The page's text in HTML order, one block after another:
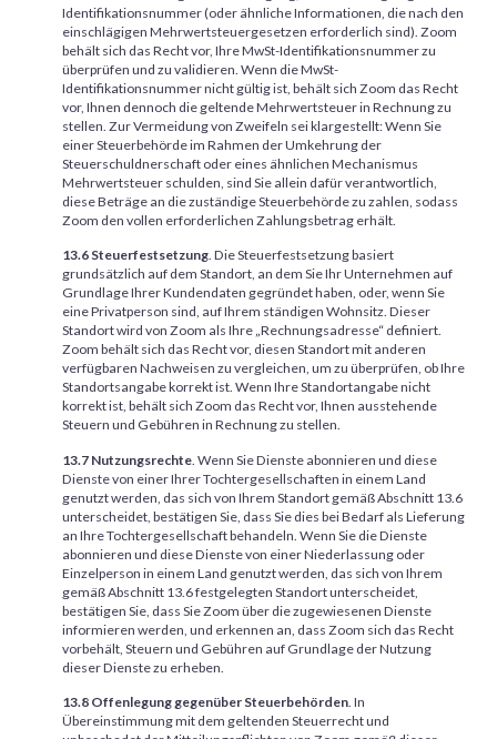
Identifikationsnummer (oder ähnliche Informationen, die nach den
einschlägigen Mehrwertsteuergesetzen erforderlich sind). Zoom
behält sich das Recht vor, Ihre MwSt-Identifikationsnummer zu
überprüfen und zu validieren. Wenn die MwSt-
Identifikationsnummer nicht gültig ist, behält sich Zoom das Recht
vor, Ihnen dennoch die geltende Mehrwertsteuer in Rechnung zu
stellen. Zur Vermeidung von Zweifeln sei klargestellt: Wenn Sie
einer Steuerbehörde im Rahmen der Umkehrung der
Steuerschuldnerschaft oder eines ähnlichen Mechanismus
Mehrwertsteuer schulden, sind Sie allein dafür verantwortlich,
diese Beträge an die zuständige Steuerbehörde zu zahlen, sodass
Zoom den vollen erforderlichen Zahlungsbetrag erhält.
13.6 Steuerfestsetzung. Die Steuerfestsetzung basiert
grundsätzlich auf dem Standort, an dem Sie Ihr Unternehmen auf
Grundlage Ihrer Kundendaten gegründet haben, oder, wenn Sie
eine Privatperson sind, auf Ihrem ständigen Wohnsitz. Dieser
Standort wird von Zoom als Ihre „Rechnungsadresse“ definiert.
Zoom behält sich das Recht vor, diesen Standort mit anderen
verfügbaren Nachweisen zu vergleichen, um zu überprüfen, ob Ihre
Standortsangabe korrekt ist. Wenn Ihre Standortangabe nicht
korrekt ist, behält sich Zoom das Recht vor, Ihnen ausstehende
Steuern und Gebühren in Rechnung zu stellen.
13.7 Nutzungsrechte. Wenn Sie Dienste abonnieren und diese
Dienste von einer Ihrer Tochtergesellschaften in einem Land
genutzt werden, das sich von Ihrem Standort gemäß Abschnitt 13.6
unterscheidet, bestätigen Sie, dass Sie dies bei Bedarf als Lieferung
an Ihre Tochtergesellschaft behandeln. Wenn Sie die Dienste
abonnieren und diese Dienste von einer Niederlassung oder
Einzelperson in einem Land genutzt werden, das sich von Ihrem
gemäß Abschnitt 13.6 festgelegten Standort unterscheidet,
bestätigen Sie, dass Sie Zoom über die zugewiesenen Dienste
informieren werden, und erkennen an, dass Zoom sich das Recht
vorbehält, Steuern und Gebühren auf Grundlage der Nutzung
dieser Dienste zu erheben.
13.8 Offenlegung gegenüber Steuerbehörden. In
Übereinstimmung mit dem geltenden Steuerrecht und